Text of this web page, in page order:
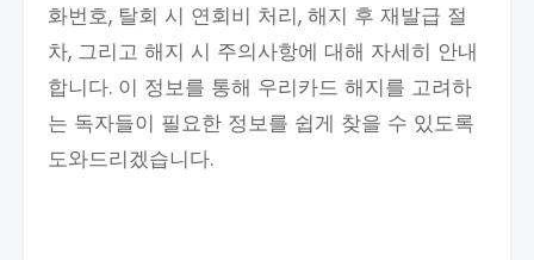
화번호, 탈회 시 연회비 처리, 해지 후 재발급 절
차, 그리고 해지 시 주의사항에 대해 자세히 안내
합니다. 이 정보를 통해 우리카드 해지를 고려하
는 독자들이 필요한 정보를 쉽게 찾을 수 있도록
도와드리겠습니다.